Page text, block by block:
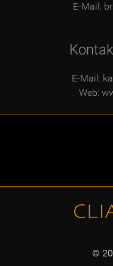
E-Mail:
E-Mail:
Web:
©